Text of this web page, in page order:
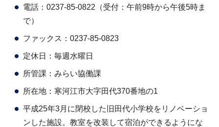
電話：0237-85-0822（受付：午前9時から午後5時ま
で）
ファックス：0237-85-0823
定休日：毎週水曜日
所管課：みらい協働課
所在地：寒河江市大字田代370番地の1
平成25年3月に閉校した旧田代小学校をリノベーショ
ンした施設。教室を改装して宿泊ができるようにな